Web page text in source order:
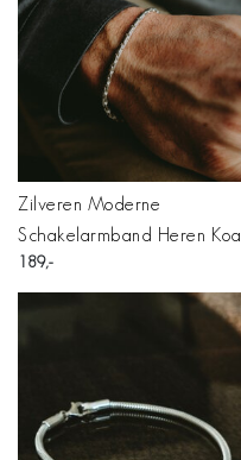
Zilveren Moderne
Schakelarmband Heren Koa
189